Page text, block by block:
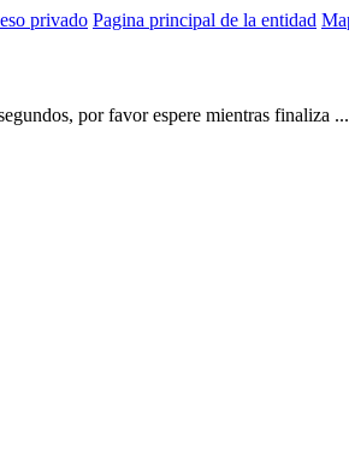
privado Pagina principal de la entidad
por favor espere mientras finaliza ...